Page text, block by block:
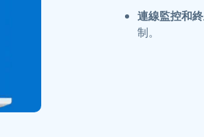
連線監控和終
制。